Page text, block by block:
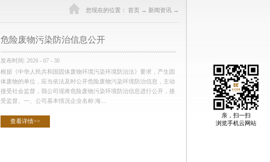
您现在的位置： 首页 → 新闻资讯 →
危险废物污染防治信息公开
根据《中华人民共和国固体废物环境污染环境防治法》要求，产生固
体废物的单位，应当依法及时公开危险废物污染环境防治信息，主动
接受社会监督，我公司现将危险废物污染环境防治信息进行公开，接
受监督。一、公司基本情况企业名称:海....
发布时间: 2026 - 07 - 30
查看详情>>
亲，扫一扫
浏览手机云网站